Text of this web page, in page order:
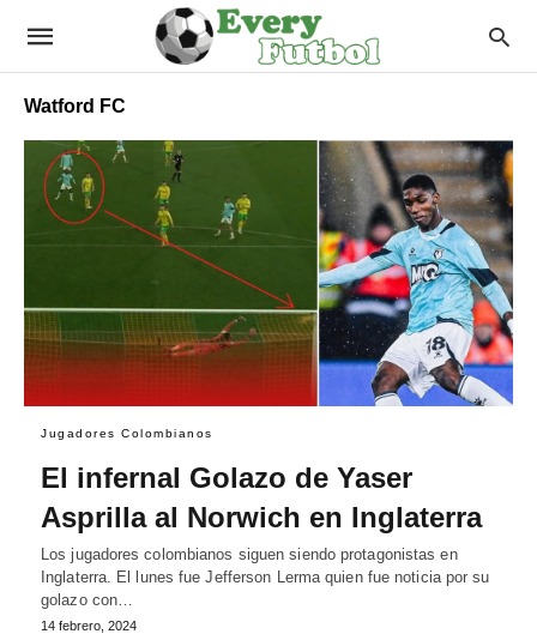
Watford FC
Jugadores Colombianos
El infernal Golazo de Yaser
Asprilla al Norwich en Inglaterra
Los jugadores colombianos siguen siendo protagonistas en
Inglaterra. El lunes fue Jefferson Lerma quien fue noticia por su
golazo con…
14 febrero, 2024